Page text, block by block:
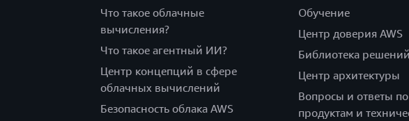
Что такое облачные
вычисления?
Что такое агентный ИИ?
Центр концепций в сфере
облачных вычислений
Безопасность облака AWS
Обучение
Центр доверия AWS
Библиотека
Центр архитектуры
Вопросы и ответы по
продуктам и